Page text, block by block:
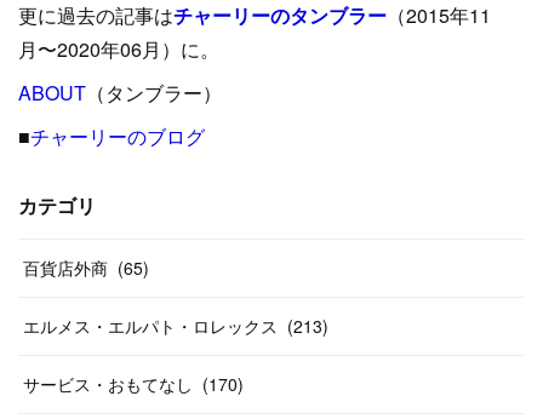
( 15
(24)
(8 )
(17
(12)
)
(12)
19)
(13
(14)
(33 )
(26)
27)
(29
(24)
(26
(31)
(31)
31
(26
(20)
(14
(46
(39)
( 23)
40
(55
(38)
(20
(31
(24)
( 42)
(33
(46)
(20
更に過去の記事はチャーリーのタンブラー （2015年11
月〜2020年06月）に。
ABOUT （タンブラー）
■チャーリーのブログ
カテゴリ
百貨店外商 (65)
エルメス・エルパト・ロレックス (213)
サービス・おもてなし (170)